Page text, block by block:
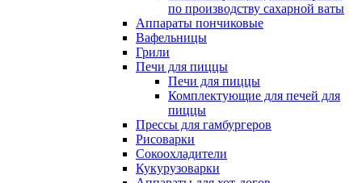
по производству сахарной ваты
Аппараты пончиковые
Вафельницы
Грили
Печи для пиццы
Печи для пиццы
Комплектующие для печей для
пиццы
Прессы для гамбургеров
Рисоварки
Сокоохладители
Кукурузоварки